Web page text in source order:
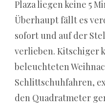
auf
ein
Ticket
für
jeden
Besuch
pro
Tag.
Plaza liegen keine 5
Überhaupt fällt es
sofort und auf der
verlieben. Kitschiger
beleuchteten
Schlittschuhfahren,
den Quadratmeter